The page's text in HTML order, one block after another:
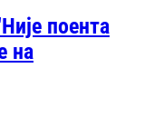
поента
на